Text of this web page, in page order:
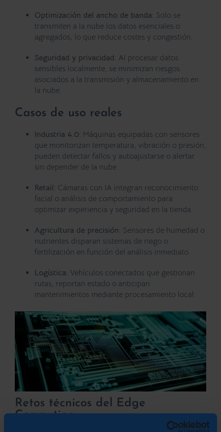
Optimización del ancho de banda: Solo se
transmiten a la nube los datos esenciales o
agregados, lo que reduce costes y congestión.
Seguridad y privacidad: Al procesar datos
sensibles localmente, se minimizan riesgos
asociados a la transmisión y almacenamiento en
la nube.
Casos de uso reales
Industria 4.0: Máquinas equipadas con sensores
que monitorizan temperatura, vibración o presión,
pueden detectar fallos y autoajustarse o alertar
sin depender de la nube.
Retail: Cámaras con IA integran reconocimiento
facial o análisis de comportamiento para
optimizar experiencia y seguridad en la tienda.
Agricultura de precisión: Sensores de humedad o
nutrientes disparan sistemas de riego o
fertilización en función del análisis inmediato.
Logística: Vehículos conectados que gestionan
rutas, reportan estado o anticipan
mantenimientos mediante procesamiento local.
Retos técnicos del Edge
Computing